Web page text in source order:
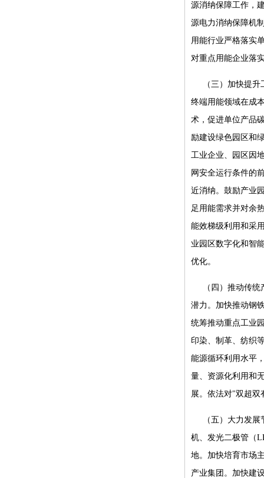
源消纳保障工作，
源电力消纳保障机
用能行业严格落实
对重点用能企业落
（三）加快提
终端用能领域在成
术，促进单位产品
励建设绿色园区和
工业企业、园区因
网安全运行条件的
近消纳。鼓励产业
足用能需求并对余
能效梯级利用和采
业园区数字化和智
优化。
（四）推动传
潜力。加快推动钢
统筹推动重点工业
印染、制革、纺织
能源循环利用水平
量、资源化利用和
展。依法对"双超双
（五）大力发
机、发光二极管（
地。加快培育市场
产业集团。加快建